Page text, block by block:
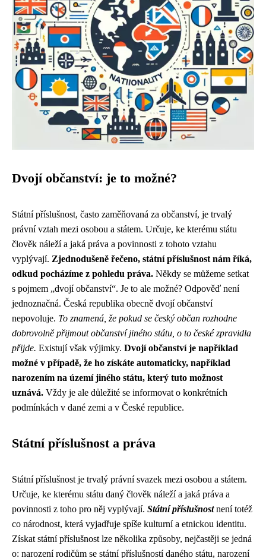
Dvojí občanství: je to možné?
Státní příslušnost, často zaměňovaná za občanství, je trvalý
právní vztah mezi osobou a státem. Určuje, ke kterému státu
člověk náleží a jaká práva a povinnosti z tohoto vztahu
vyplývají. Zjednodušeně řečeno, státní příslušnost nám říká,
odkud pocházíme z pohledu práva. Někdy se můžeme setkat
s pojmem „dvojí občanství“. Je to ale možné? Odpověď není
jednoznačná. Česká republika obecně dvojí občanství
nepovoluje. To znamená, že pokud se český občan rozhodne
dobrovolně přijmout občanství jiného státu, o to české zpravidla
přijde. Existují však výjimky. Dvojí občanství je například
možné v případě, že ho získáte automaticky, například
narozením na území jiného státu, který tuto možnost
uznává. Vždy je ale důležité se informovat o konkrétních
podmínkách v dané zemi a v České republice.
Státní příslušnost a práva
Státní příslušnost je trvalý právní svazek mezi osobou a státem.
Určuje, ke kterému státu daný člověk náleží a jaká práva a
povinnosti z toho pro něj vyplývají. Státní příslušnostnení totéž
co národnost, která vyjadřuje spíše kulturní a etnickou identitu.
Získat státní příslušnost lze několika způsoby, nejčastěji se jedná
o: narození rodičům se státní příslušností daného státu, narození